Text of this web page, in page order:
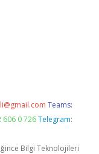
Teams:
606 0 726 Telegram:
Bilgi Teknolojileri